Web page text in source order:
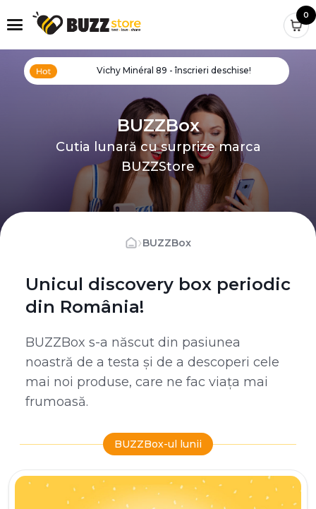
0
Vichy Minéral 89 - înscrieri deschise!
BUZZBox
Cutia lunară cu surprize marca
BUZZStore
›BUZZBox
Unicul discovery box periodic
din România!
BUZZBox s-a născut din pasiunea
noastră de a testa și de a descoperi cele
mai noi produse, care ne fac viața mai
frumoasă.
BUZZBox-ul lunii